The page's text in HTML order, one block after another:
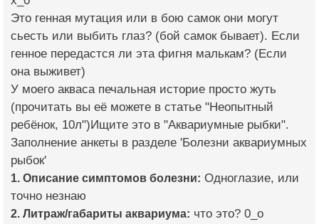
Это генная мутация или в бою самок они могут
сьесть или выбить глаз? (бой самок бывает). Если
генное передастся ли эта фигня малькам? (Если
она выживет)
У моего акваса печальная историе просто жуть
(прочитать вы её можете в статье "Неопытный
ребёнок, 10л")Ищите это в "Аквариумные рыбки".
Заполнение анкеты в разделе 'Болезни аквариумных
рыбок'
1. Описание симптомов болезни: Одноглазие, или
точно незнаю
2. Литраж/габариты аквариума: что это? 0_о